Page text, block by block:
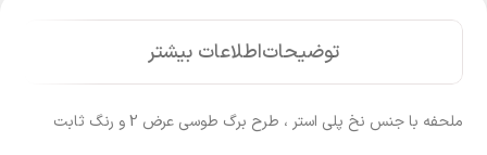
توضیحاتاطلاعات بیشتر
ملحفه با جنس نخ پلی استر ، طرح برگ طوسی عرض 2 و رنگ ثابت